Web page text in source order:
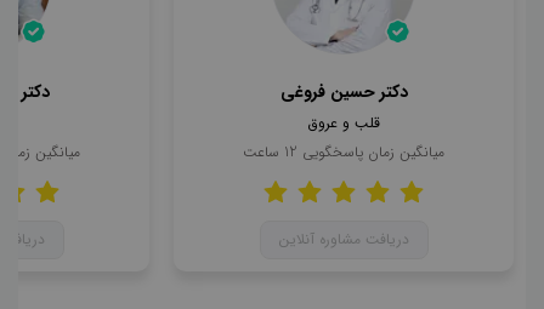
دکتر حسین فروغی
قلب و عروق
میانگین زمان پاسخگویی 12 ساعت
دریافت مشاوره آنلاین
دکتر
میانگین